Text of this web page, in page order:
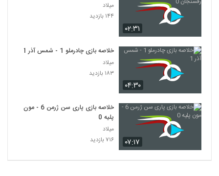
۰۲:۳۱
میلاد
۱۴۴ بازدید
۰۴:۳۰
خلاصه بازی چادرملو 1 - شمس آذر 1
میلاد
۱۸۳ بازدید
۰۷:۱۷
خلاصه بازی پاری سن ژرمن 6 - مون
پلیه 0
میلاد
۷۱۶ بازدید